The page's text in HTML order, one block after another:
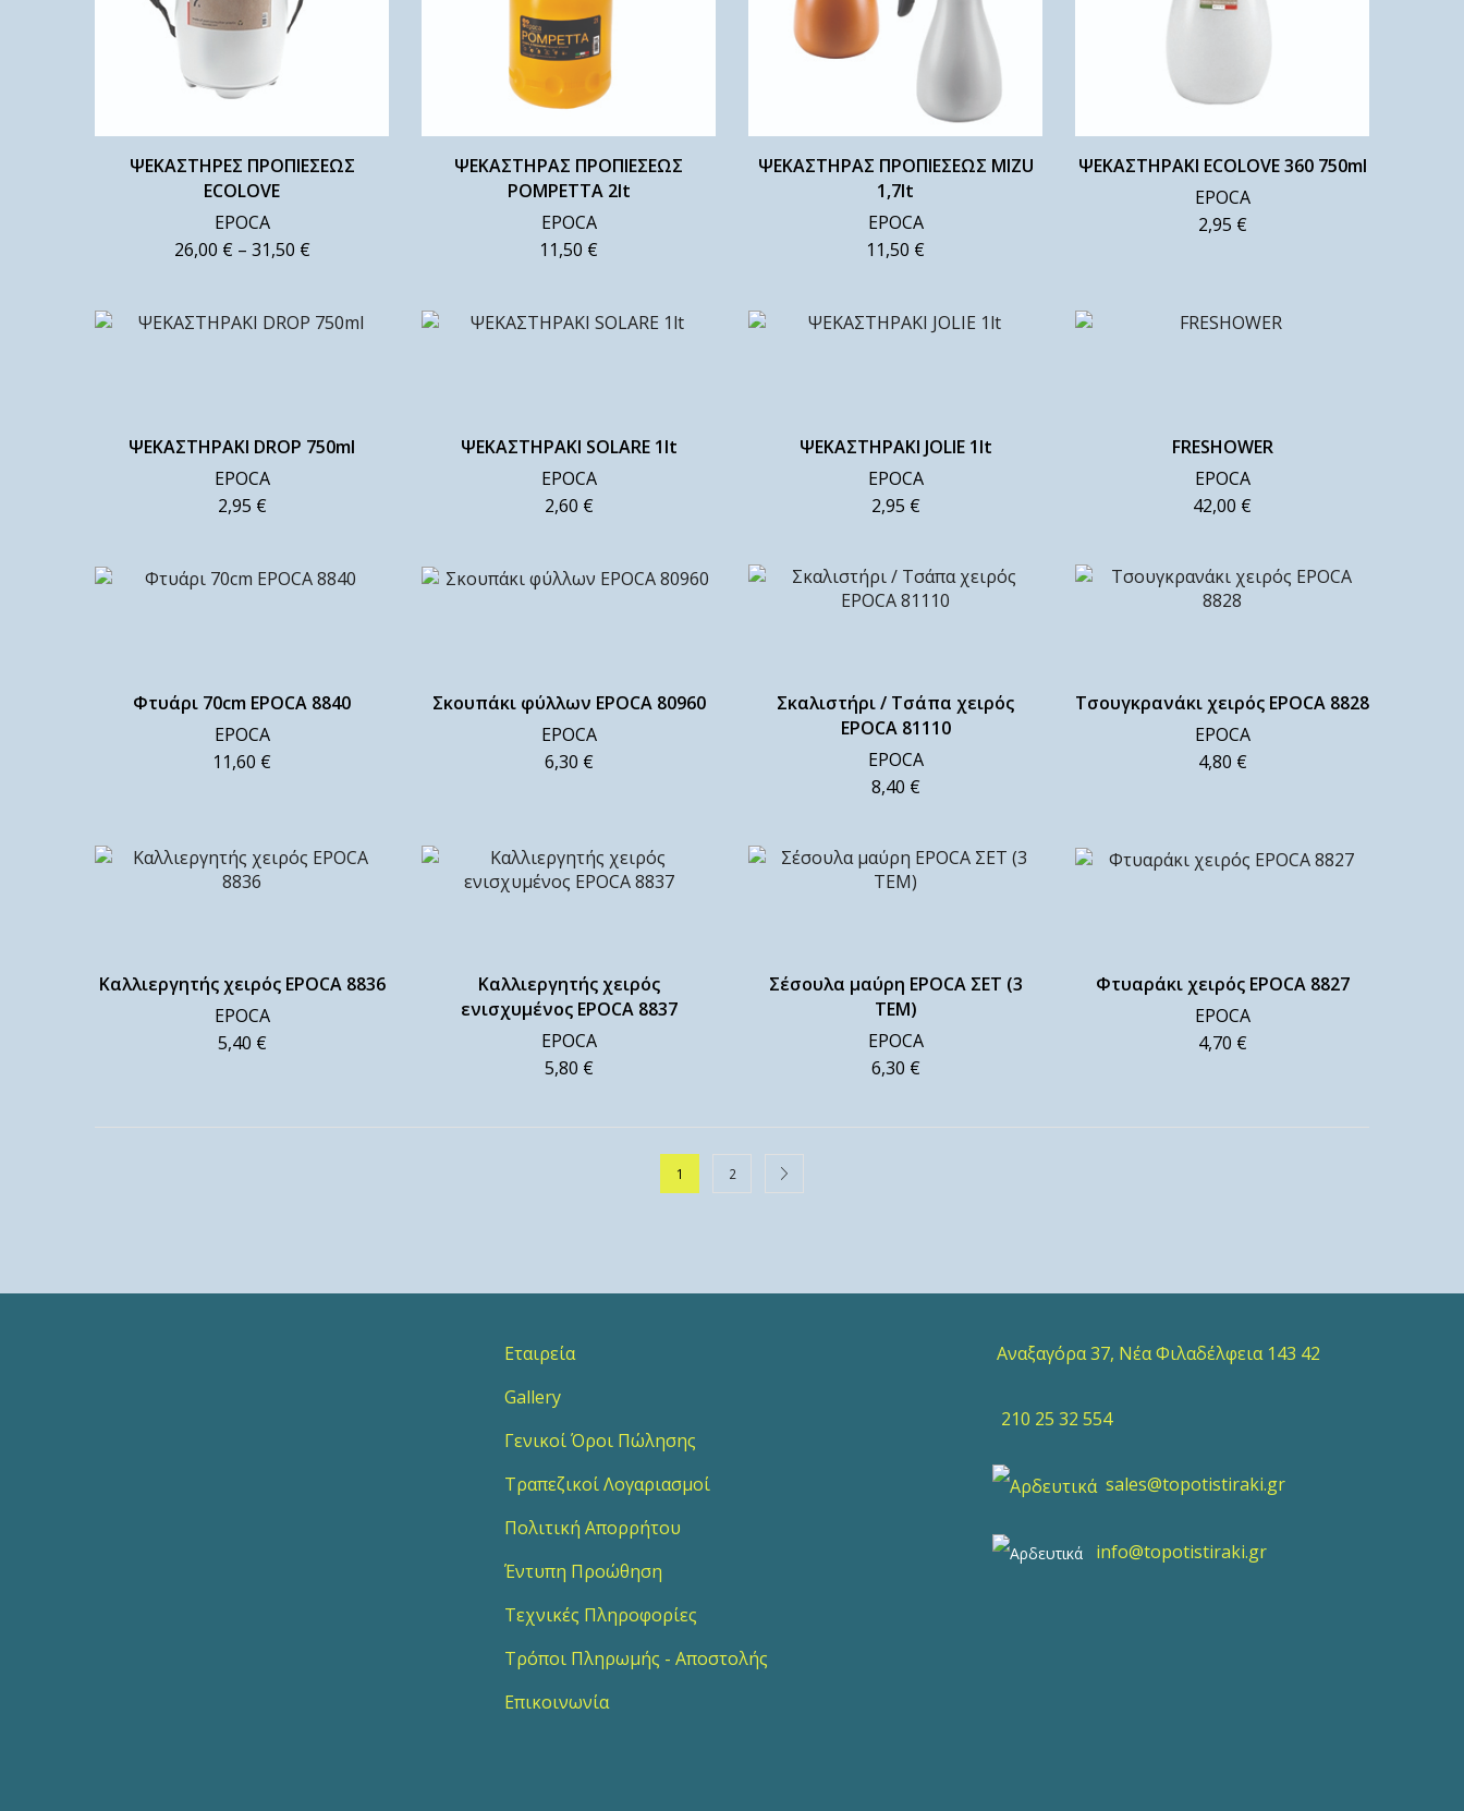
ΨΕΚΑΣΤΗΡΕΣ ΠΡΟΠΙΕΣΕΩΣ
ECOLOVE
EPOCA
26,00 € – 31,50 €
ΨΕΚΑΣΤΗΡΑΣ ΠΡΟΠΙΕΣΕΩΣ
POMPETTA 2lt
EPOCA
11,50 €
ΨΕΚΑΣΤΗΡΑΣ ΠΡΟΠΙΕΣΕΩΣ MIZU
1,7lt
EPOCA
11,50 €
ΨΕΚΑΣΤΗΡΑΚΙ ECOLOVE 360 750ml
EPOCA
2,95 €
ΨΕΚΑΣΤΗΡΑΚΙ DROP 750ml
EPOCA
2,95 €
ΨΕΚΑΣΤΗΡΑΚΙ SOLARE 1lt
EPOCA
2,60 €
ΨΕΚΑΣΤΗΡΑΚΙ JOLIE 1lt
EPOCA
2,95 €
FRESHOWER
EPOCA
42,00 €
Φτυάρι 70cm EPOCA 8840
EPOCA
11,60 €
Σκουπάκι φύλλων EPOCA 80960
EPOCA
6,30 €
Σκαλιστήρι / Τσάπα χειρός
EPOCA 81110
EPOCA
8,40 €
Τσουγκρανάκι χειρός EPOCA 8828
EPOCA
4,80 €
Καλλιεργητής χειρός EPOCA 8836
EPOCA
5,40 €
Καλλιεργητής χειρός
ενισχυμένος EPOCA 8837
EPOCA
5,80 €
Σέσουλα μαύρη EPOCA ΣΕΤ (3
ΤΕΜ)
EPOCA
6,30 €
Φτυαράκι χειρός EPOCA 8827
EPOCA
4,70 €
1 2
Εταιρεία
Gallery
Γενικοί Όροι Πώλησης
Τραπεζικοί Λογαριασμοί
Πολιτική Απορρήτου
Έντυπη Προώθηση
Τεχνικές Πληροφορίες
Τρόποι Πληρωμής - Αποστολής
Επικοινωνία
Αναξαγόρα 37, Νέα Φιλαδέλφεια 143 42
210 25 32 554
sales@topotistiraki.gr
info@topotistiraki.gr